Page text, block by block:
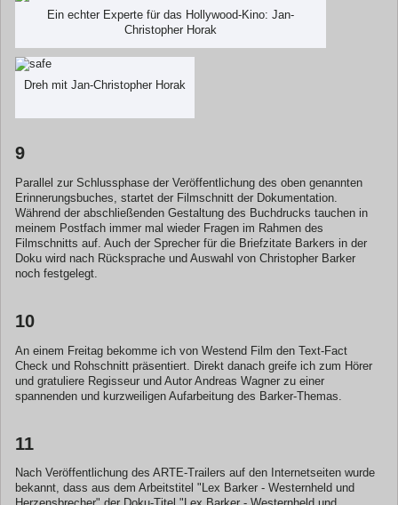
Ein echter Experte für das Hollywood-Kino: Jan-
Christopher Horak
Dreh mit Jan-Christopher Horak
9
Parallel zur Schlussphase der Veröffentlichung des oben genannten
Erinnerungsbuches, startet der Filmschnitt der Dokumentation.
Während der abschließenden Gestaltung des Buchdrucks tauchen in
meinem Postfach immer mal wieder Fragen im Rahmen des
Filmschnitts auf. Auch der Sprecher für die Briefzitate Barkers in der
Doku wird nach Rücksprache und Auswahl von Christopher Barker
noch festgelegt.
10
An einem Freitag bekomme ich von Westend Film den Text-Fact
Check und Rohschnitt präsentiert. Direkt danach greife ich zum Hörer
und gratuliere Regisseur und Autor Andreas Wagner zu einer
spannenden und kurzweiligen Aufarbeitung des Barker-Themas.
11
Nach Veröffentlichung des ARTE-Trailers auf den Internetseiten wurde
bekannt, dass aus dem Arbeitstitel "Lex Barker - Westernheld und